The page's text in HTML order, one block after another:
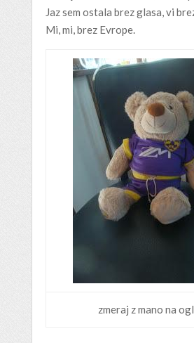
Jaz sem ostala brez glasa, vi
Mi, mi, brez Evrope.
zmeraj z mano na